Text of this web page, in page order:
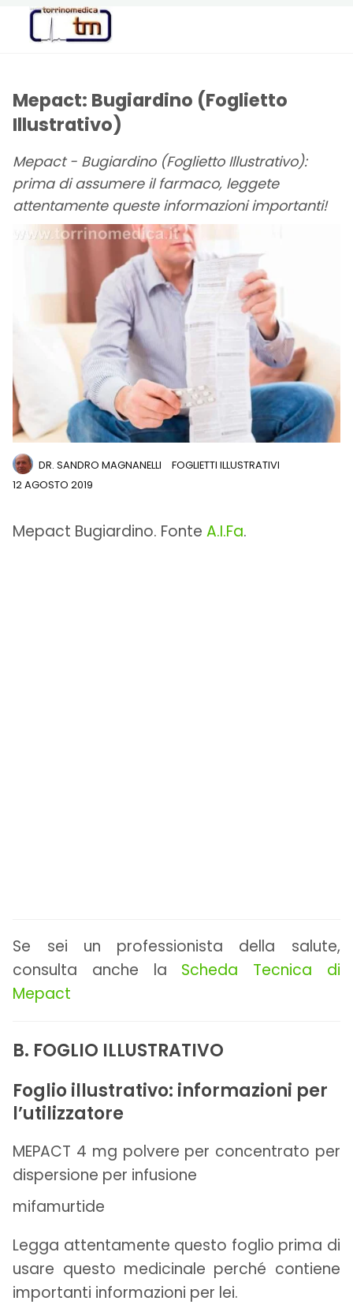
Mepact: Bugiardino (Foglietto
Illustrativo)
Mepact - Bugiardino (Foglietto Illustrativo):
prima di assumere il farmaco, leggete
attentamente queste informazioni importanti!
DR. SANDRO MAGNANELLI
FOGLIETTI ILLUSTRATIVI
12 AGOSTO 2019
Mepact Bugiardino. FonteA.I.Fa.
Se sei un professionista della salute,
consulta anche la Scheda Tecnica di
Mepact
B. FOGLIO ILLUSTRATIVO
Foglio illustrativo: informazioni per
l’utilizzatore
MEPACT 4 mg polvere per concentrato per
dispersione per infusione
mifamurtide
Legga attentamente questo foglio prima di
usare questo medicinale perché contiene
importanti informazioni per lei.